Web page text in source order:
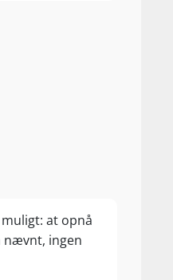
at opnå
nævnt, ingen